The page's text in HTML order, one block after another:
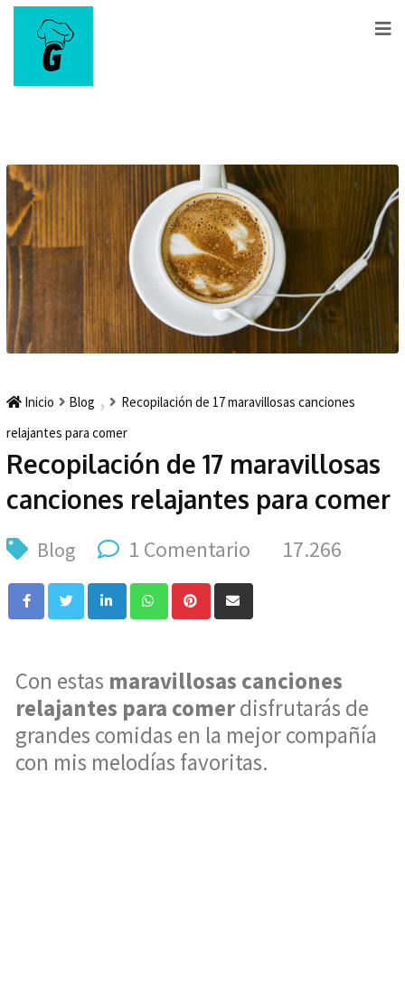
Inicio Blog
Recopilación de 17 maravillosas canciones
relajantes para comer
Recopilación de 17 maravillosas
canciones relajantes para comer
Blog 1 Comentario 17.266
Con estas maravillosas canciones
relajantes para comerdisfrutarás de
grandes comidas en la mejor compañía
con mis melodías favoritas.